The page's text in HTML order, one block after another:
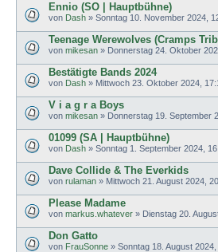
Ennio (SO | Hauptbühne)
von Dash » Sonntag 10. November 2024,
Teenage Werewolves (Cramps
von mikesan » Donnerstag 24. Oktober
Bestätigte Bands 2024
von Dash » Mittwoch 23. Oktober 2024,
V i a g r a Boys
von mikesan » Donnerstag 19. September
01099 (SA | Hauptbühne)
von Dash » Sonntag 1. September 2024,
Dave Collide & The Everkids
von rulaman » Mittwoch 21. August 2024,
Please Madame
von markus.whatever » Dienstag 20.
Don Gatto
von FrauSonne » Sonntag 18. August